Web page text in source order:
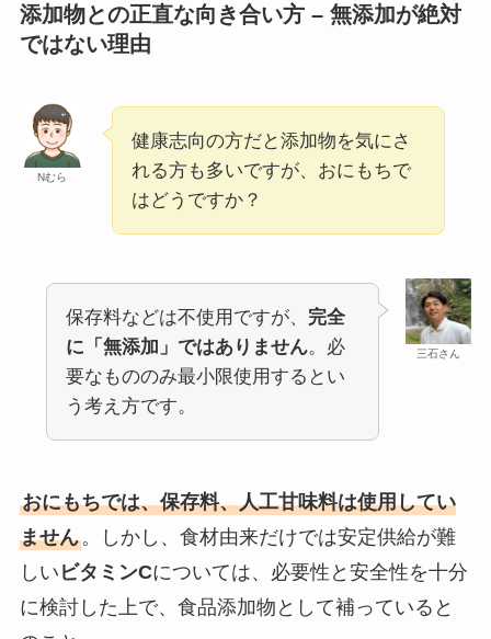
添加物との正直な向き合い方 – 無添加が絶対
ではない理由
Nむら
健康志向の方だと添加物を気にさ
れる方も多いですが、おにもちで
はどうですか？
三石さん
保存料などは不使用ですが、 完全
に「無添加」ではありません。必
要なもののみ最小限使用するとい
う考え方です。
おにもちでは、保存料、人工甘味料は使用してい
ません。しかし、食材由来だけでは安定供給が難
しい ビタミンCについては、必要性と安全性を十分
に検討した上で、食品添加物として補っていると